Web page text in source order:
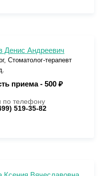
Денис Андреевич
Стоматолог-терапевт
приема - 500 ₽
по телефону
519-35-82